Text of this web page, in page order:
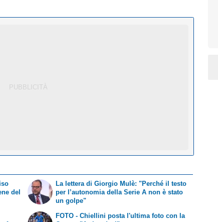
del
La lettera di Giorgio Mulè: "Perché il testo
per l’autonomia della Serie A non è stato
un golpe"
FOTO - Chiellini posta l'ultima foto con la